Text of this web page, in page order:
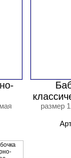
размер